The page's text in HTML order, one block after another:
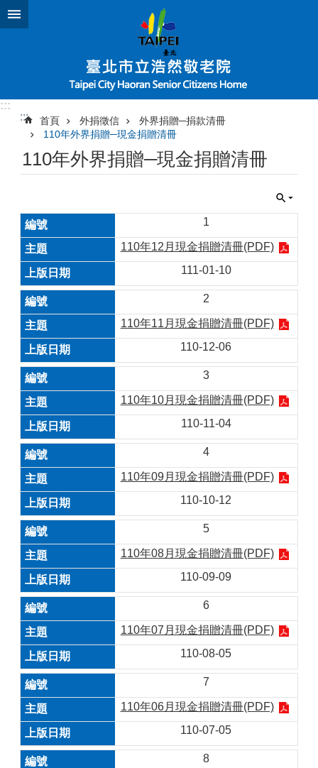
跳到主要內容區塊
:::
::: 首頁 外捐徵信
外界捐贈─捐款清冊
110年外界捐贈─現金捐贈清冊
110年外界捐贈─現金捐贈清冊
1
110年12月現金捐贈清冊(PDF)
111-01-10
2
110年11月現金捐贈清冊(PDF)
110-12-06
3
110年10月現金捐贈清冊(PDF)
110-11-04
4
110年09月現金捐贈清冊(PDF)
110-10-12
5
110年08月現金捐贈清冊(PDF)
110-09-09
6
110年07月現金捐贈清冊(PDF)
110-08-05
7
110年06月現金捐贈清冊(PDF)
110-07-05
8